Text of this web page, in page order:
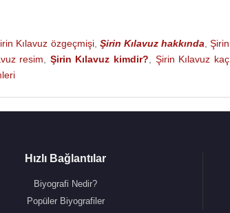
Kılavuz özgeçmişi, Şirin Kılavuz hakkında Şirin
resim Şirin Kılavuz kimdir?
Şirin Kılavuz kaç
Hızlı Bağlantılar
Biyografi Nedir?
Popüler Biyografiler